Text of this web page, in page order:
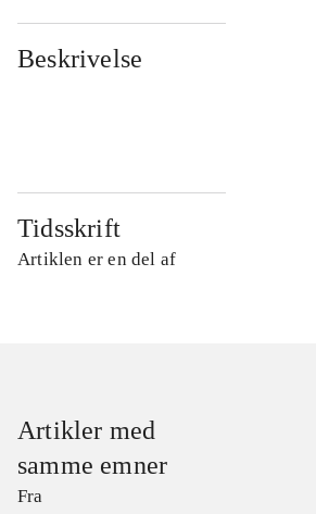
Beskrivelse
Tidsskrift
Artiklen er en del af
Artikler med
samme emner
Fra